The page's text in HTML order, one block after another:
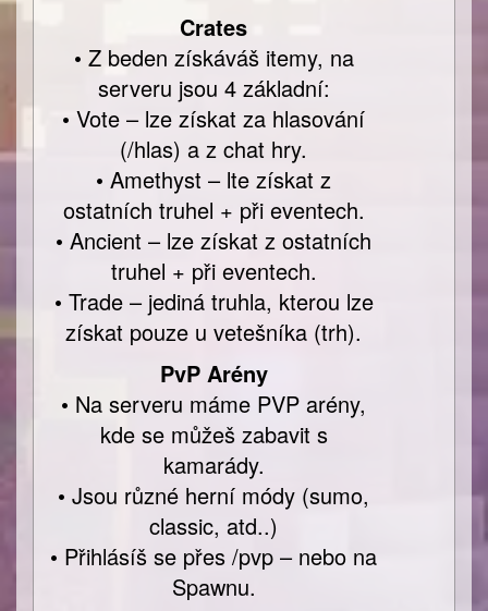
Crates
• Z beden získáváš itemy, na
serveru jsou 4 základní:
• Vote – lze získat za hlasování
(/hlas) a z chat hry.
• Amethyst – lte získat z
ostatních truhel + při eventech.
• Ancient – lze získat z ostatních
truhel + při eventech.
• Trade – jediná truhla, kterou lze
získat pouze u vetešníka (trh).
PvP Arény
• Na serveru máme PVP arény,
kde se můžeš zabavit s
kamarády.
• Jsou různé herní módy (sumo,
classic, atd..)
• Přihlásíš se přes /pvp – nebo na
Spawnu.